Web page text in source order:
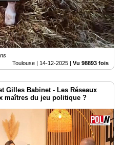
Toulouse | 14-12-2025 Vu 98893 fois
Gilles Babinet - Les Réseaux
maîtres du jeu politique ?